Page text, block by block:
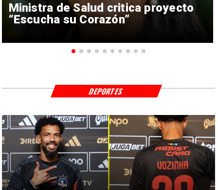
Ministra de Salud critica proyecto
“Escucha su Corazón”
DEPORTES